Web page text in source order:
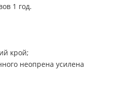
1 год.
крой;
неопрена усилена